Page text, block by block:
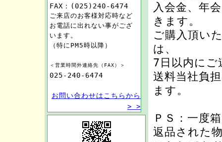
FAX：(025)240-6474
ご来店のお客様対応時など
お電話に出れない事がござ
います。
（特にPM5時以降）
＜営業時間外連絡先（FAX）＞
025-240-6474
お問い合わせはこちらから
> >
入会金、年
きます。
ご購入頂い
は、
7日以内に
送料当社負
ます。
ＰＳ：一度
返品された